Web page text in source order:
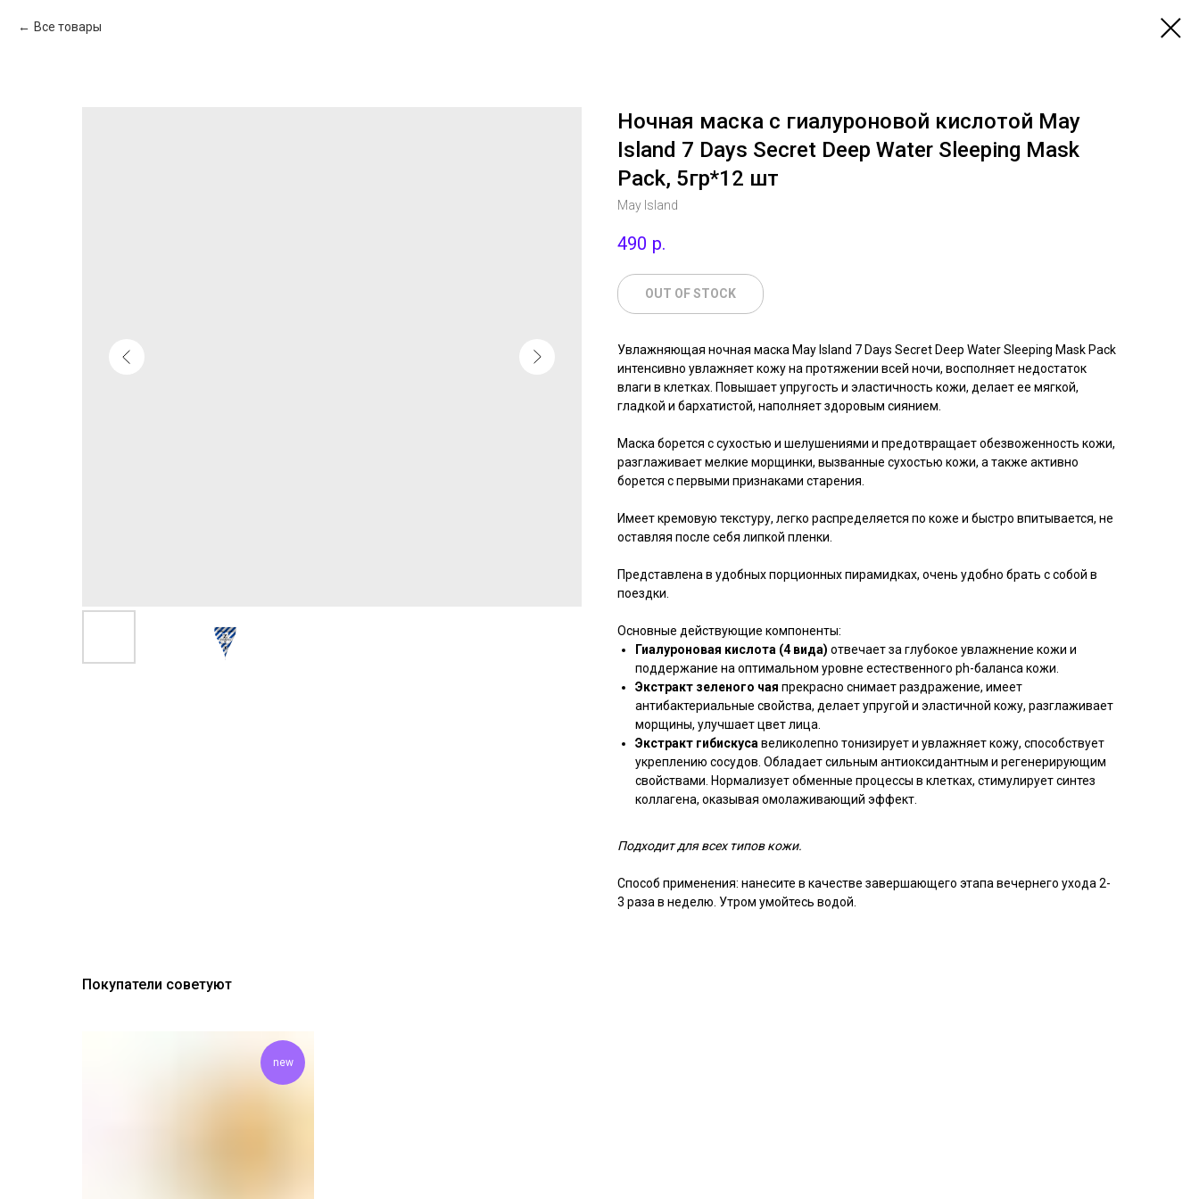
Все товары
Ночная маска с гиалуроновой кислотой May
Island 7 Days Secret Deep Water Sleeping Mask
Pack, 5гр*12 шт
May Island
490 р.
OUT OF STOCK
Увлажняющая ночная маска May Island 7 Days Secret Deep Water Sleeping Mask Pack
интенсивно увлажняет кожу на протяжении всей ночи, восполняет недостаток
влаги в клетках. Повышает упругость и эластичность кожи, делает ее мягкой,
гладкой и бархатистой, наполняет здоровым сиянием.
Маска борется с сухостью и шелушениями и предотвращает обезвоженность кожи,
разглаживает мелкие морщинки, вызванные сухостью кожи, а также активно
борется с первыми признаками старения.
Имеет кремовую текстуру, легко распределяется по коже и быстро впитывается, не
оставляя после себя липкой пленки.
Представлена в удобных порционных пирамидках, очень удобно брать с собой в
поездки.
Основные действующие компоненты:
Гиалуроновая кислота (4 вида) отвечает за глубокое увлажнение кожи и
поддержание на оптимальном уровне естественного ph-баланса кожи.
Экстракт зеленого чая прекрасно снимает раздражение, имеет
антибактериальные свойства, делает упругой и эластичной кожу, разглаживает
морщины, улучшает цвет лица.
Экстракт гибискусавеликолепно тонизирует и увлажняет кожу, способствует
укреплению сосудов. Обладает сильным антиоксидантным и регенерирующим
свойствами. Нормализует обменные процессы в клетках, стимулирует синтез
коллагена, оказывая омолаживающий эффект.
Подходит для всех типов кожи.
Способ применения: нанесите в качестве завершающего этапа вечернего ухода 2-
3 раза в неделю. Утром умойтесь водой.
Покупатели советуют
new